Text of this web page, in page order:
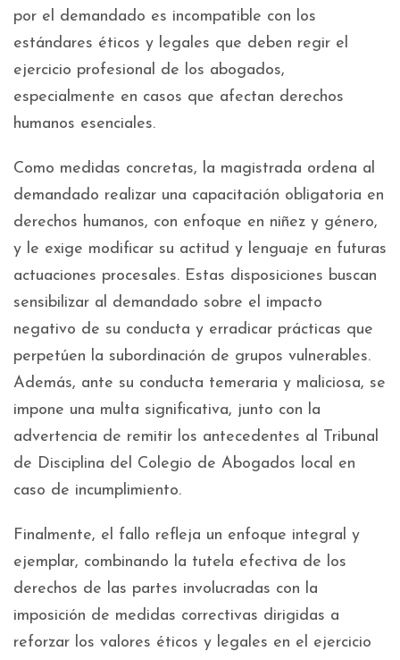
por el demandado es incompatible con los
estándares éticos y legales que deben regir el
ejercicio profesional de los abogados,
especialmente en casos que afectan derechos
humanos esenciales.
Como medidas concretas, la magistrada ordena al
demandado realizar una capacitación obligatoria en
derechos humanos, con enfoque en niñez y género,
y le exige modificar su actitud y lenguaje en futuras
actuaciones procesales. Estas disposiciones buscan
sensibilizar al demandado sobre el impacto
negativo de su conducta y erradicar prácticas que
perpetúen la subordinación de grupos vulnerables.
Además, ante su conducta temeraria y maliciosa, se
impone una multa significativa, junto con la
advertencia de remitir los antecedentes al Tribunal
de Disciplina del Colegio de Abogados local en
caso de incumplimiento.
Finalmente, el fallo refleja un enfoque integral y
ejemplar, combinando la tutela efectiva de los
derechos de las partes involucradas con la
imposición de medidas correctivas dirigidas a
reforzar los valores éticos y legales en el ejercicio